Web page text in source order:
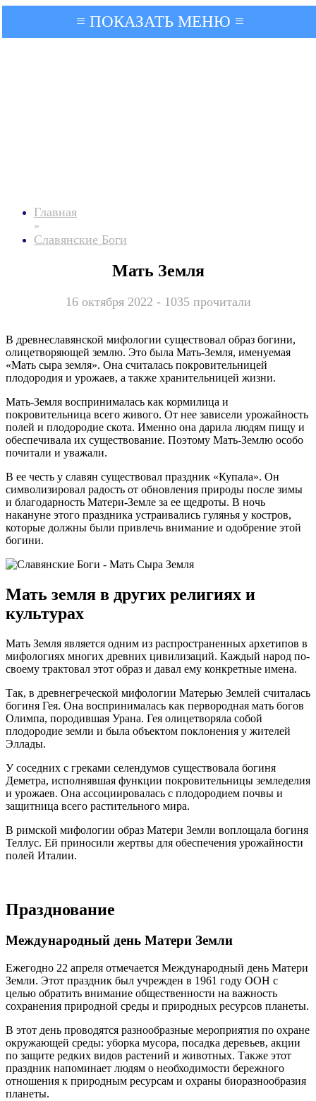
≡ ПОКАЗАТЬ МЕНЮ ≡
Главная
»
Славянские Боги
Мать Земля
16 октября 2022 - 1035 прочитали
В древнеславянской мифологии существовал образ богини,
олицетворяющей землю. Это была Мать-Земля, именуемая
«Мать сыра земля». Она считалась покровительницей
плодородия и урожаев, а также хранительницей жизни.
Мать-Земля воспринималась как кормилица и
покровительница всего живого. От нее зависели урожайность
полей и плодородие скота. Именно она дарила людям пищу и
обеспечивала их существование. Поэтому Мать-Землю особо
почитали и уважали.
В ее честь у славян существовал праздник «Купала». Он
символизировал радость от обновления природы после зимы
и благодарность Матери-Земле за ее щедроты. В ночь
накануне этого праздника устраивались гулянья у костров,
которые должны были привлечь внимание и одобрение этой
богини.
Мать земля в других религиях и
культурах
Мать Земля является одним из распространенных архетипов в
мифологиях многих древних цивилизаций. Каждый народ по-
своему трактовал этот образ и давал ему конкретные имена.
Так, в древнегреческой мифологии Матерью Землей считалась
богиня Гея. Она воспринималась как первородная мать богов
Олимпа, породившая Урана. Гея олицетворяла собой
плодородие земли и была объектом поклонения у жителей
Эллады.
У соседних с греками селендумов существовала богиня
Деметра, исполнявшая функции покровительницы земледелия
и урожаев. Она ассоциировалась с плодородием почвы и
защитница всего растительного мира.
В римской мифологии образ Матери Земли воплощала богиня
Теллус. Ей приносили жертвы для обеспечения урожайности
полей Италии.
Празднование
Международный день Матери Земли
Ежегодно 22 апреля отмечается Международный день Матери
Земли. Этот праздник был учрежден в 1961 году ООН с
целью обратить внимание общественности на важность
сохранения природной среды и природных ресурсов планеты.
В этот день проводятся разнообразные мероприятия по охране
окружающей среды: уборка мусора, посадка деревьев, акции
по защите редких видов растений и животных. Также этот
праздник напоминает людям о необходимости бережного
отношения к природным ресурсам и охраны биоразнообразия
планеты.